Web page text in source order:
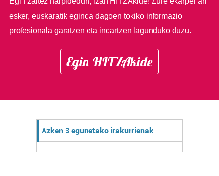
esker, euskaratik eginda dagoen tokiko informazio
profesionala garatzen eta indartzen lagunduko duzu.
Egin HITZAkide
Azken 3 egunetako irakurrienak